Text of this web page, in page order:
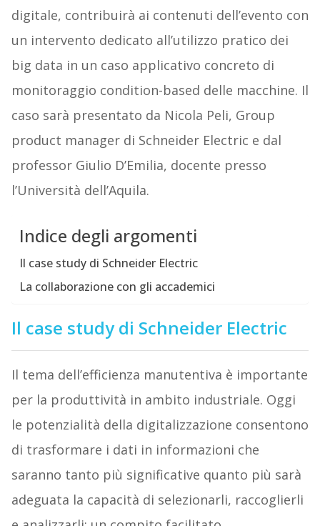
digitale, contribuirà ai contenuti dell’evento con
un intervento dedicato all’utilizzo pratico dei
big data in un caso applicativo concreto di
monitoraggio condition-based delle macchine. Il
caso sarà presentato da Nicola Peli, Group
product manager di Schneider Electric e dal
professor Giulio D’Emilia, docente presso
l’Università dell’Aquila.
Indice degli argomenti
Il case study di Schneider Electric
La collaborazione con gli accademici
Il case study di Schneider Electric
Il tema dell’efficienza manutentiva è importante
per la produttività in ambito industriale. Oggi
le potenzialità della digitalizzazione consentono
di trasformare i dati in informazioni che
saranno tanto più significative quanto più sarà
adeguata la capacità di selezionarli, raccoglierli